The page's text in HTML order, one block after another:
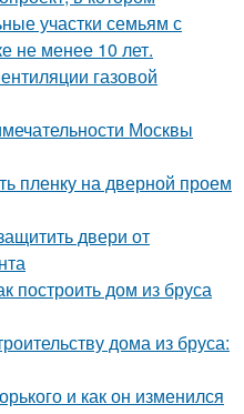
участки семьям с
не менее 10 лет.
газовой
Москвы
пленку на дверной проем
двери от
построить дом из бруса
дома из бруса:
и как он изменился